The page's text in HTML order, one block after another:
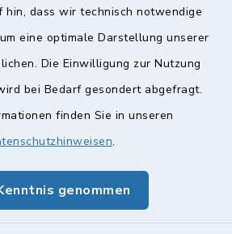
hin, dass wir technisch notwendige
eine optimale Darstellung unserer
Die Einwilligung zur Nutzung
bei Bedarf gesondert abgefragt.
finden Sie in unseren
.
genommen
Impressum